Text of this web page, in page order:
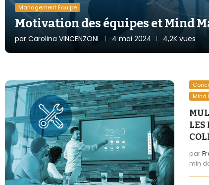
Management Equipe
Motivation des équipes et Mind
par Carolina VINCENZONI 4 mai 2024 4,2K vues
Mind
LES
par
min